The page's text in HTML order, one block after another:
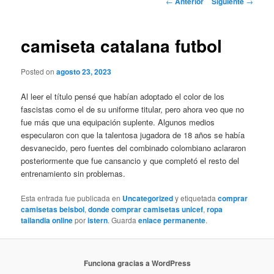
camiseta catalana futbol
Posted onagosto 23, 2023
Al leer el título pensé que habían adoptado el color de los
fascistas como el de su uniforme titular, pero ahora veo que no
fue más que una equipación suplente. Algunos medios
especularon con que la talentosa jugadora de 18 años se había
desvanecido, pero fuentes del combinado colombiano aclararon
posteriormente que fue cansancio y que completó el resto del
entrenamiento sin problemas.
Esta entrada fue publicada en Uncategorizedy etiquetadacomprar
camisetas beisbol,donde comprar camisetas unicef,ropa
tailandia onlineporistern. Guardaenlace permanente.
Funciona gracias a WordPress